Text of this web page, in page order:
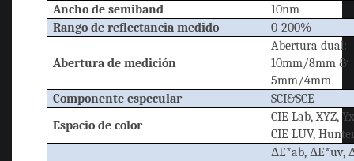
Ancho de semiband
10nm
Rango de reflectancia medido
0-200%
Abertura de medición
Abertura dual:
10mm/8mm &
5mm/4mm
Componente especular
SCI&SCE
Espacio de color
CIE Lab, XYZ,
CIE LUV,
ΔE*ab, ΔE*uv,